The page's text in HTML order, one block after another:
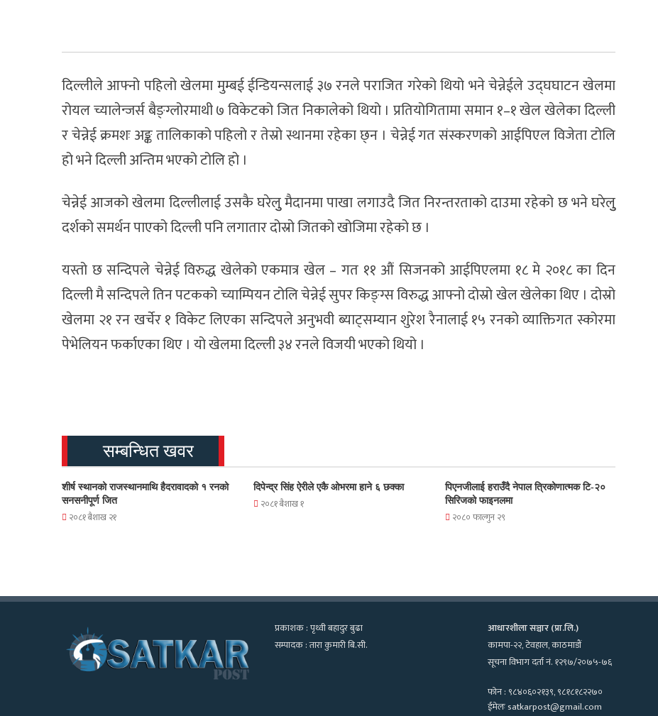
दिल्लीले आफ्नो पहिलो खेलमा मुम्बई ईन्डियन्सलाई ३७ रनले पराजित गरेको थियो भने चेन्नेईले उद्घघाटन खेलमा
रोयल च्यालेन्जर्स बैङ्ग्लोरमाथी ७ विकेटको जित निकालेको थियो । प्रतियोगितामा समान १–१ खेल खेलेका दिल्ली
र चेन्नेई क्रमशः अङ्क तालिकाको पहिलो र तेस्रो स्थानमा रहेका छ्न । चेन्नेई गत संस्करणको आईपिएल विजेता टोलि
हो भने दिल्ली अन्तिम भएको टोलि हो ।
चेन्नेई आजको खेलमा दिल्लीलाई उसकै घरेलुु मैदानमा पाखा लगाउदै जित निरन्तरताको दाउमा रहेको छ भने घरेलुु
दर्शको समर्थन पाएको दिल्ली पनि लगातार दोस्रो जितको खोजिमा रहेको छ ।
यस्तो छ सन्दिपले चेन्नेई विरुद्ध खेलेको एकमात्र खेल – गत ११ औं सिजनको आईपिएलमा १८ मे २०१८ का दिन
दिल्ली मै सन्दिपले तिन पटकको च्याम्पियन टोलि चेन्नेई सुपर किङ्ग्स विरुद्ध आफ्नो दोस्रो खेल खेलेका थिए । दोस्रो
खेलमा २१ रन खर्चेर १ विकेट लिएका सन्दिपले अनुभवी ब्याट्सम्यान शुरेश रैनालाई १५ रनको व्याक्तिगत स्कोरमा
पेभेलियन फर्काएका थिए । यो खेलमा दिल्ली ३४ रनले विजयी भएको थियो ।
सम्बन्धित खवर
शीर्ष स्थानको राजस्थानमाथि हैदरावादको १ रनको
सनसनीपूर्ण जित
२०८१ बैशाख २१
दिपेन्द्र सिंह ऐरीले एकै ओभरमा हाने ६ छक्का
२०८१ बैशाख १
पिएनजीलाई हराउँदै नेपाल त्रिकोणात्मक टि-२०
सिरिजको फाइनलमा
२०८० फाल्गुन २९
प्रकाशक : पृथ्वी बहादुर बुढा
सम्पादक : तारा कुमारी बि.सी.
आधारशीला सञ्चार (प्रा.लि.)
कामपा-२२, टेवहाल, काठमाडाैं
सूचना विभाग दर्ता नं. १२९७/२०७५-७६
फोन : ९८४०६०२१३९, ९८१८१८२२७०
ईमेलः satkarpost@gmail.com